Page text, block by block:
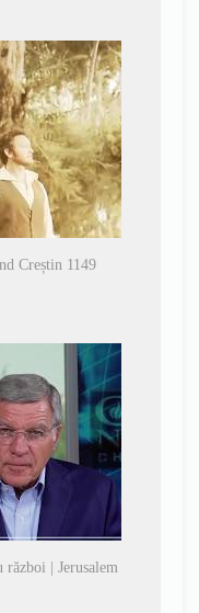
Creștin 1149
război | Jerusalem